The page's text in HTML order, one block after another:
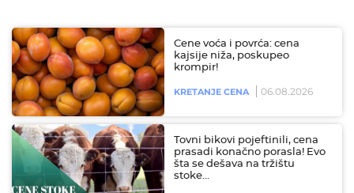
Cene voća i povrća: cena
kajsije niža, poskupeo
krompir!
KRETANJE CENA 06.08.2026
Tovni bikovi pojeftinili, cena
prasadi konačno porasla! Evo
šta se dešava na tržištu
stoke…